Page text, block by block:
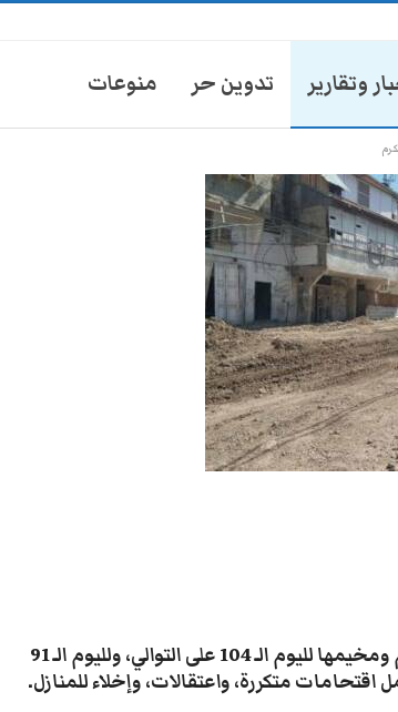
وتقارير تدوين حر منوعات
تواصل قوات العدو الإسرائيلي عدوانها على مدينة طولكرم ومخيمها لليوم الـ 104 على التوالي، ولليوم الـ 91
متكررة، واعتقالات، وإخلاء للمنازل.
انتشار أمني في تعز يثير مخاوف
الأهالي من حملات تضييق جديدة
28-يوليو- 2026
موكب محافظ تعز يدهس طفلاً
ويتركه في العناية المركزة
28-يوليو- 2026
قلق السكان
27-يوليو- 2026